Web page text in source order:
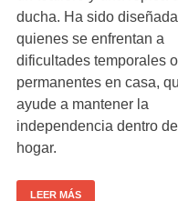
ducha. Ha sido
quienes se enfrentan a
dificultades temporales o
permanentes en casa,
ayude a mantener la
independencia dentro del
hogar.
LEER MÁS